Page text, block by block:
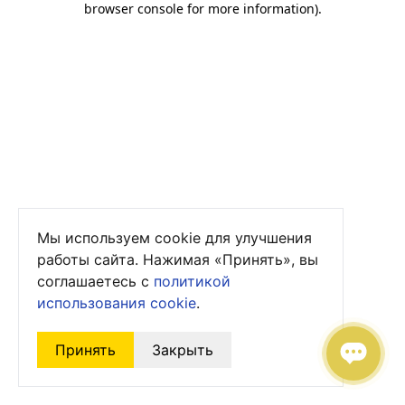
browser console for more information).
Мы используем cookie для улучшения
работы сайта. Нажимая «Принять», вы
соглашаетесь с политикой
использования cookie.
Принять Закрыть